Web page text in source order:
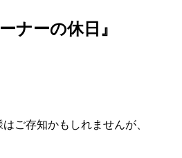
ナーの休日』
ご存知かもしれませんが、